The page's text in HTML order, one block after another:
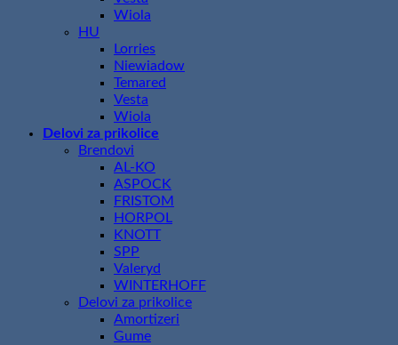
Wiola
HU
Lorries
Niewiadow
Temared
Vesta
Wiola
Delovi za prikolice
Brendovi
AL-KO
ASPOCK
FRISTOM
HORPOL
KNOTT
SPP
Valeryd
WINTERHOFF
Delovi za prikolice
Amortizeri
Gume